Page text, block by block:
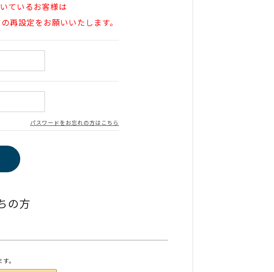
ているお客様は
再設定をお願いいたします。
パスワードをお忘れの方はこちら
の方
。